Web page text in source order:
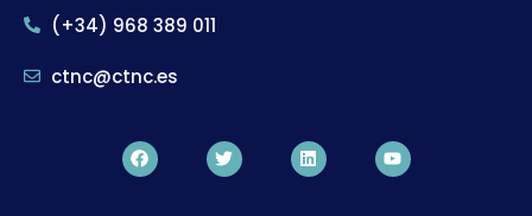
(+34) 968 389 011
ctnc@ctnc.es